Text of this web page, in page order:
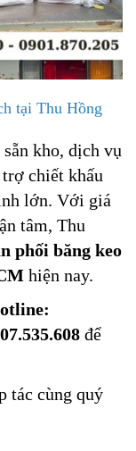
tại Thu Hồng
kho, dịch vụ
chiết khấu
lớn. Với giá
tâm, Thu
phối băng keo
hiện nay.
để
tác cùng quý